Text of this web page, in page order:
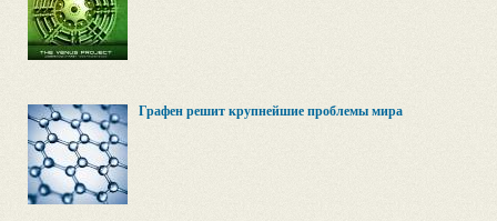
Графен решит крупнейшие проблемы мира